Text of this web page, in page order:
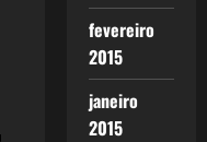
fevereiro
2015
janeiro
2015